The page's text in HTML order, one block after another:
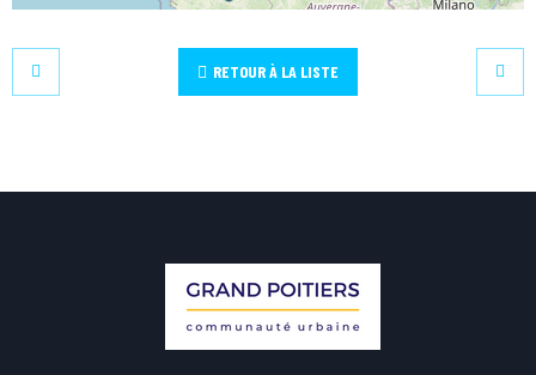
RETOUR À LA LISTE